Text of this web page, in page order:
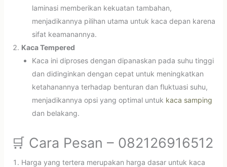
laminasi memberikan kekuatan tambahan,
menjadikannya pilihan utama untuk kaca depan karena
sifat keamanannya.
Kaca Tempered
Kaca ini diproses dengan dipanaskan pada suhu tinggi
dan didinginkan dengan cepat untuk meningkatkan
ketahanannya terhadap benturan dan fluktuasi suhu,
menjadikannya opsi yang optimal untuk kaca samping
dan belakang.
🛒 Cara Pesan – 082126916512
Harga yang tertera merupakan harga dasar untuk kaca